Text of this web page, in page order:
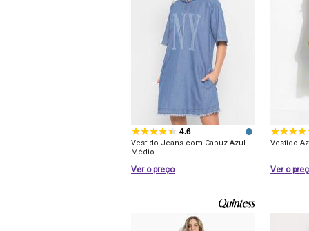
4.6
Vestido Jeans com Capuz Azul
Médio
Ver o preço
Vestido
Ver o